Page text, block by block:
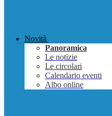
Novità
Panoramica
Le notizie
Le circolari
Calendario eventi
Albo online